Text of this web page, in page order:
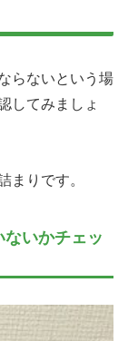
らないという場
してみましょ
まりです。
いかチェッ